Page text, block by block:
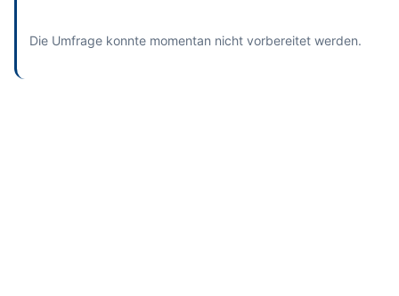
Die Umfrage konnte momentan nicht vorbereitet werden.